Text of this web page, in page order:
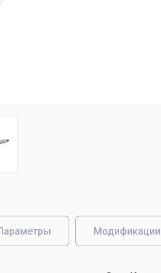
градусов
дюймовые левые
комплектные
Модификации